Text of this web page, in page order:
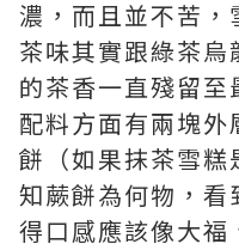
濃，而且並不苦
茶味其實跟綠茶
的茶香一直殘留至
配料方面有兩塊
餅（如果抹茶雪糕
知蕨餅為何物，
得口感應該像大